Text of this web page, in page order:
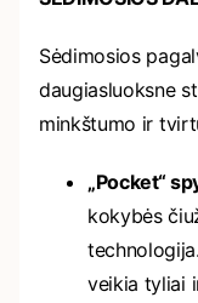
Sėdimosios
daugiasluoksne
minkštumo ir
„Pocket“
kokybės
veikia tyliai